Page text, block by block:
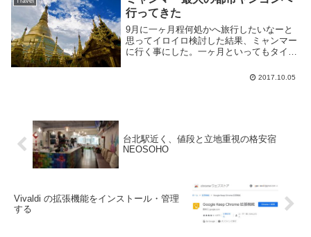
行ってきた
9月に一ヶ月程何処かへ旅行したいなーと
思ってイロイロ検討した結果、ミャンマー
に行く事にした。一ヶ月といってもタイに
居る期間は一ヶ月弱という感じ。ヤンゴン
2017.10.05
台北駅近く、値段と立地重視の格安宿
NEOSOHO
Vivaldi の拡張機能をインストール・管理
する